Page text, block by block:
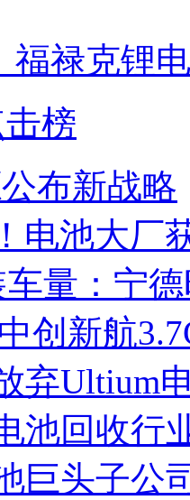
福禄克锂
击榜
布新战略
电池大厂
量：宁
创新航
弃Ultium
池回收行
巨头子公